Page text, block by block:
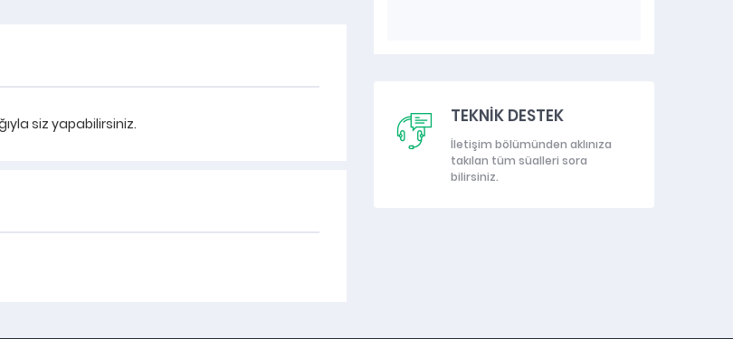
siz yapabilirsiniz. TEKNİK DESTEK
İletişim bölümünden aklınıza
takılan tüm süalleri sora
bilirsiniz.